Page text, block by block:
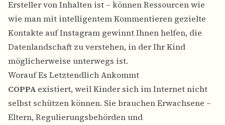
Ersteller von Inhalten ist – können Ressourcen wie
wie man mit intelligentem Kommentieren gezielte
Kontakte auf Instagram gewinntIhnen helfen, die
Datenlandschaft zu verstehen, in der Ihr Kind
möglicherweise unterwegs ist.
Worauf Es Letztendlich Ankommt
COPPAexistiert, weil Kinder sich im Internet nicht
selbst schützen können. Sie brauchen Erwachsene –
Eltern, Regulierungsbehörden und